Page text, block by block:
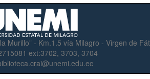
Murillo” - Km.1.5 vía Milagro - Virgen de
ext:3702, 3703, 3704